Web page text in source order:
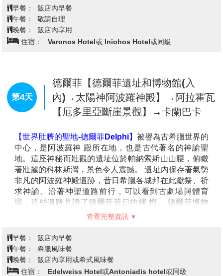
年華、壯麗的文化遺跡和繁華的港口聞名。作為連接歐
洲與伯羅奔尼撒半島的重要門戶，這座城市充滿現代與
歷史交織的獨特魅力。城市地標聖安德烈教堂擁有宏偉
的圓頂與華麗的拜占庭式設計，是不可錯過的景點。市
成為現代工程的象徵與拍攝美景的熱門地點。帕特拉斯
活力十足，適合深入探索希臘的歷史與當代風情。
【阿拉霍瓦Arachova】 位於帕納索斯山山麓，擁有傳
統石屋、新古典建築與蜿蜒的石板街道，散發著濃厚的
天空之城”，以其清新的空氣與壯麗的山景吸引眾多旅
人。 鐘塔是小鎮的地標之一，登上後可俯瞰整個阿拉霍
瓦與遠處的群山，景色如詩如畫。當地還盛產美味的羊
奶乳酪、葡萄酒與手工編織地毯，滿載著希臘傳統文化
的獨特風味。 在這座充滿寧靜與魅力的小鎮，旅人可以
感受希臘山區的質樸風情與自然之美，享受一場心靈上
的放鬆之旅。
早餐：
飯店內早餐
午餐：
敬請自理
晚餐：
飯店內享用
住宿：
Varonos Hotel或 Iniohos Hotel或同級
第4天
德爾菲【德爾菲遺址和博物館(入
內)→太陽神阿波羅神殿】→阿拉霍瓦
【厄多里亞斷崖景觀】→卡蘭巴卡
【世界肚臍的聖地-德爾菲Delphi】 被譽為古希臘世界的
中心，是阿波羅神 殿所在地，也是古代著名的神諭聖
地。這座神秘而壯觀的遺址位於帕納索斯山山腰，俯瞰
著壯麗的科林斯灣，景色令人震撼。 遺址內保存著氣勢
非凡的阿波羅神殿遺跡，昔日希臘各城邦在此獻祭、祈
求神諭。沿著神聖道路前行，可以看到古劇場與體育
場，這些遺跡見證了德爾菲昔日的輝 煌。 德爾菲博物
館收藏了許多珍貴文物，其中著名的銅製「御者雕像」
融歷史、文化與美景於一身，為探索希臘古 文明的旅人
帶來深刻感動。
【德爾菲遺跡】(入內參觀含官方導覽)
腳下，是古希臘最神聖的地方之一，擁有眾多歷史遺
查看完整資訊
早餐：
飯店內早餐
午餐：
希臘風味餐
晚餐：
飯店內享用或希式風味餐
住宿：
Edelweiss Hotel或Antoniadis hotel或同級